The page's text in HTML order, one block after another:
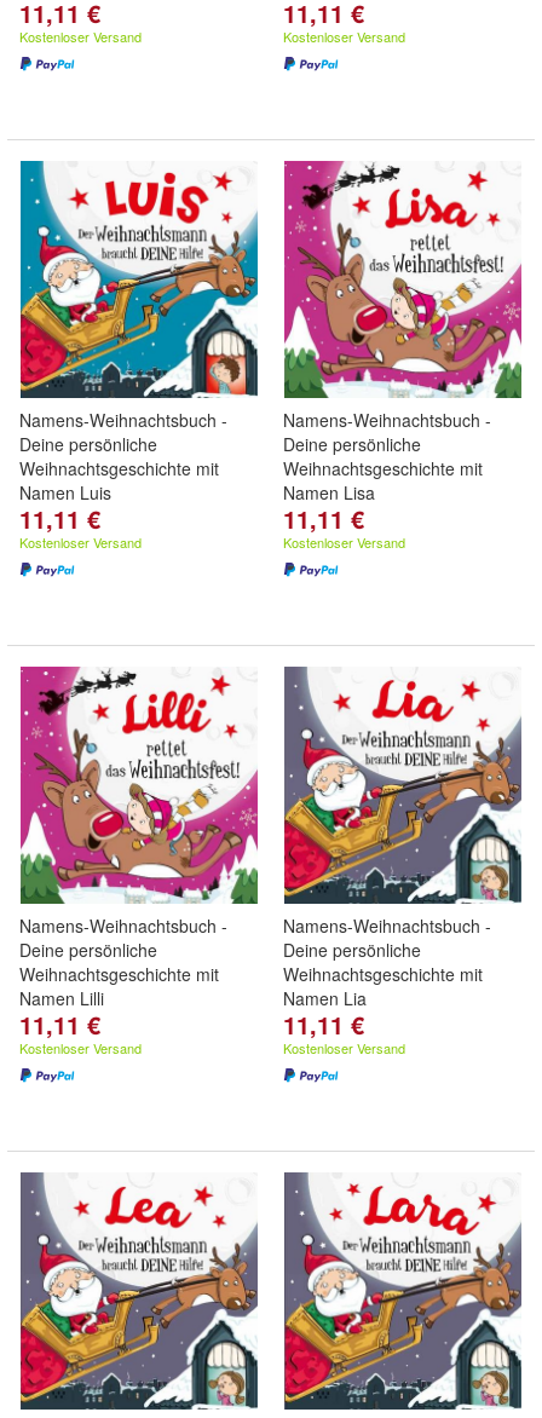
11,11 €
Kostenloser Versand
11,11 €
Kostenloser Versand
Namens-Weihnachtsbuch -
Deine persönliche
Weihnachtsgeschichte mit
Namen Luis
11,11 €
Kostenloser Versand
Namens-Weihnachtsbuch -
Deine persönliche
Weihnachtsgeschichte mit
Namen Lisa
11,11 €
Kostenloser Versand
Namens-Weihnachtsbuch -
Deine persönliche
Weihnachtsgeschichte mit
Namen Lilli
11,11 €
Kostenloser Versand
Namens-Weihnachtsbuch -
Deine persönliche
Weihnachtsgeschichte mit
Namen Lia
11,11 €
Kostenloser Versand